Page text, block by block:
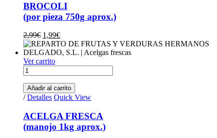
BROCOLI
(por pieza 750g aprox.)
2,99€ Original price was: 2,99€.
1,99€Current price is: 1,99€.
Ver carrito
ACELGA FRESCA(manojo 1kg aprox.) quantity
Añadir al carrito
/ Detalles Quick View
ACELGA FRESCA
(manojo 1kg aprox.)